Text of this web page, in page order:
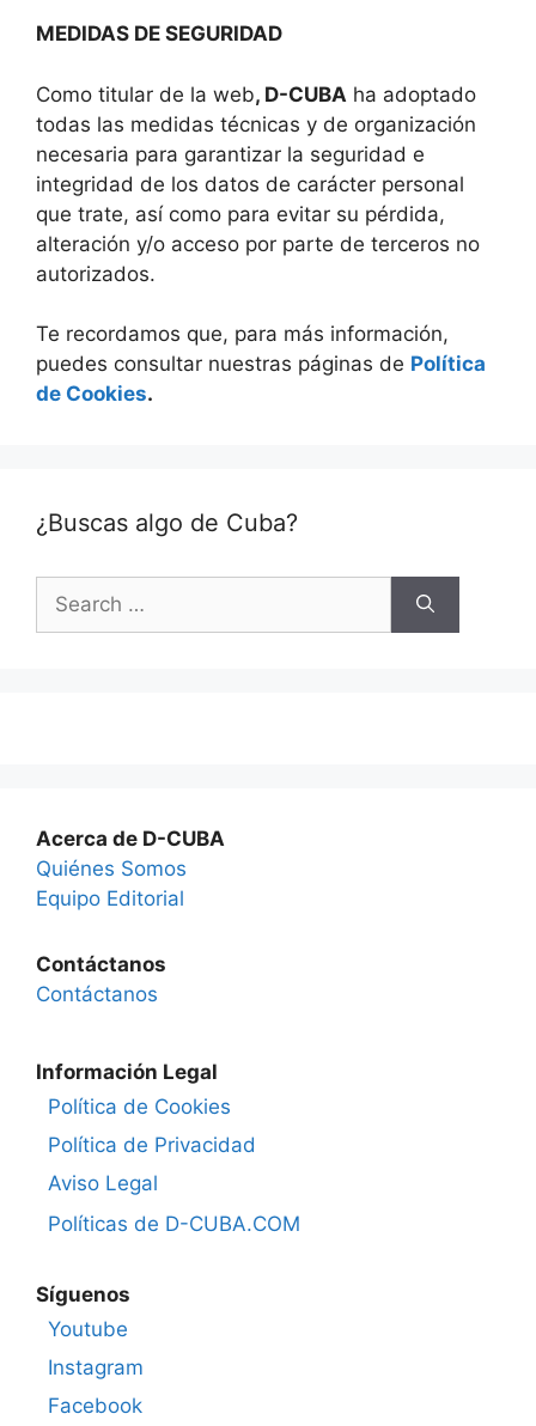
MEDIDAS DE SEGURIDAD
Como titular de la web, D-CUBA ha adoptado
todas las medidas técnicas y de organización
necesaria para garantizar la seguridad e
integridad de los datos de carácter personal
que trate, así como para evitar su pérdida,
alteración y/o acceso por parte de terceros no
autorizados.
Te recordamos que, para más información,
puedes consultar nuestras páginas de Política
de Cookies.
¿Buscas algo de Cuba?
Search
for:
Acerca de D-CUBA
Quiénes Somos
Equipo Editorial
Contáctanos
Contáctanos
Información Legal
Política de Cookies
Política de Privacidad
Aviso Legal
Políticas de D-CUBA.COM
Síguenos
Youtube
Instagram
Facebook